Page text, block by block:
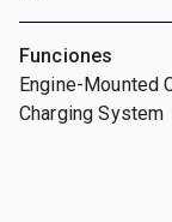
Funciones
Engine-Mounted
Charging System